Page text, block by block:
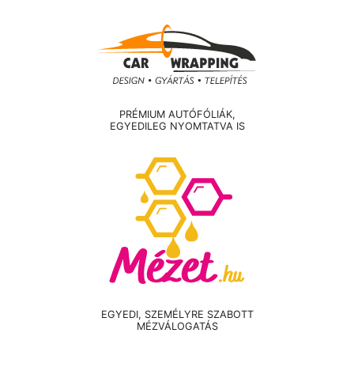
PRÉMIUM AUTÓFÓLIÁK,
EGYEDILEG NYOMTATVA IS
EGYEDI, SZEMÉLYRE SZABOTT
MÉZVÁLOGATÁS